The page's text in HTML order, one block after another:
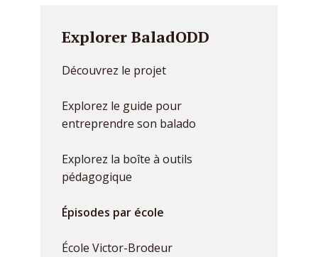
Explorer BaladODD
Découvrez le projet
Explorez le guide pour
entreprendre son balado
Explorez la boîte à outils
pédagogique
Épisodes par école
École Victor-Brodeur